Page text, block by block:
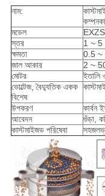
নাম:
মডেল
স্তর
1 ~ 5
ক্ষমতা
0.5 ~
জাল আকার
2 ~
মোটর
ইতালি
ভোল্টেজ, বৈদ্যুতিক একক
বিশেষ
উপকরণ
আবেদন
গুঁড়া,
কাস্টমাইজড পরিষেবা